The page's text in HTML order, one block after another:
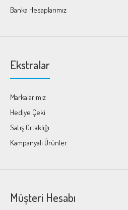
Banka Hesaplarımız
Ekstralar
Markalarımız
Hediye Çeki
Satış Ortaklığı
Kampanyalı Ürünler
Müşteri Hesabı